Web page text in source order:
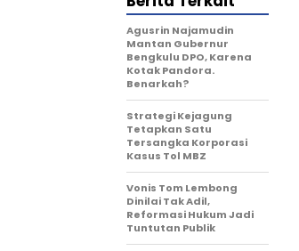
Agusrin Najamudin
Mantan Gubernur
Bengkulu DPO, Karena
Kotak Pandora.
Benarkah?
Strategi Kejagung
Tetapkan Satu
Tersangka Korporasi
Kasus Tol MBZ
Vonis Tom Lembong
Dinilai Tak Adil,
Reformasi Hukum Jadi
Tuntutan Publik